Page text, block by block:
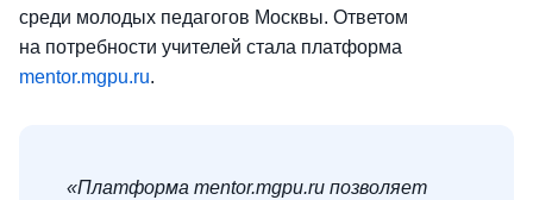
среди молодых педагогов Москвы. Ответом
на потребности учителей стала платформа
mentor.mgpu.ru.
«Платформа mentor.mgpu.ru позволяет